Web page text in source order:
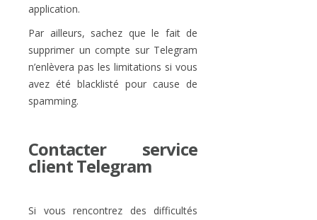
application.
Par ailleurs, sachez que le fait de
supprimer un compte sur Telegram
n’enlèvera pas les limitations si vous
avez été blacklisté pour cause de
spamming.
Contacter service
client Telegram
Si vous rencontrez des difficultés